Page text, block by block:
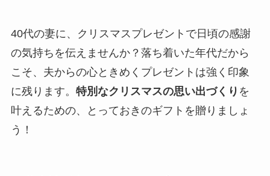
40代の妻に、クリスマスプレゼントで日頃の感謝
の気持ちを伝えませんか？落ち着いた年代だから
こそ、夫からの心ときめくプレゼントは強く印象
に残ります。 特別なクリスマスの思い出づくり を
叶えるための、とっておきのギフトを贈りましょ
う！